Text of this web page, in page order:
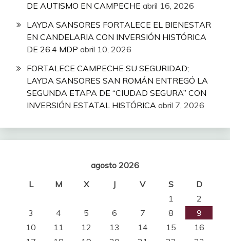
DE AUTISMO EN CAMPECHE abril 16, 2026
LAYDA SANSORES FORTALECE EL BIENESTAR
EN CANDELARIA CON INVERSIÓN HISTÓRICA
DE 26.4 MDP abril 10, 2026
FORTALECE CAMPECHE SU SEGURIDAD;
LAYDA SANSORES SAN ROMÁN ENTREGÓ LA
SEGUNDA ETAPA DE “CIUDAD SEGURA” CON
INVERSIÓN ESTATAL HISTÓRICA abril 7, 2026
agosto 2026
L
M X J V S
D
1
2
3
4 5 6 7 8
9
10
11 12 13 14 15
16